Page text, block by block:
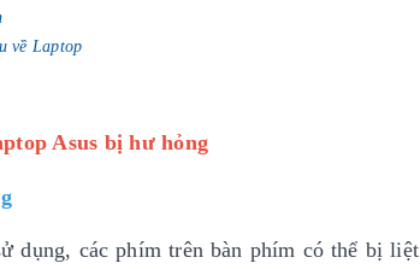
về Laptop
Asus bị hư hỏng
dụng, các phím trên bàn phím có thể bị liệt